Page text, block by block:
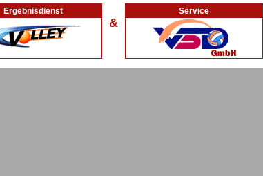
Ergebnisdienst
&
Service